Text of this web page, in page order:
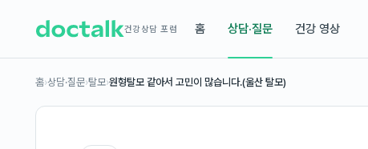
건강상담 포럼 홈 상담·질문 건강 영상
홈›상담·질문›탈모›원형탈모 같아서 고민이 많습니다.(울산 탈모)